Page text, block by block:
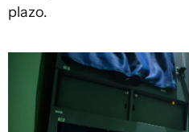
plazo.